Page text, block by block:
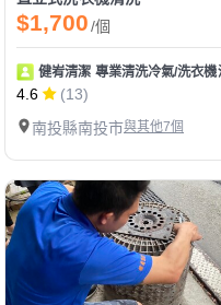
$1,700/個
健峟清潔 專業清洗冷氣/洗衣機
4.6
(13)
南投縣南投市與其他7個